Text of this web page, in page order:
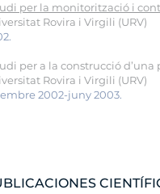
per la monitorització i
Rovira i Virgili (URV)
per a la construcció
Rovira i Virgili (URV)
2002-juny 2003.